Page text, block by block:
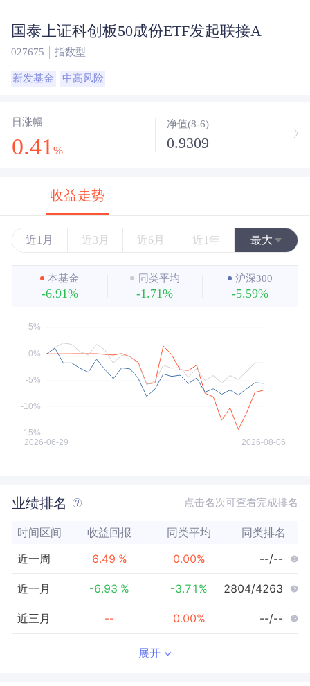
国泰上证科创板50成份ETF发起联接A
027675 指数型
新发基金 中高风险
日涨幅
0.41 %
净值(8-6)
0.9309
收益走势
近1月 近3月 近6月 近1年 最大
近3年
近5年
本基金
-6.91%
同类平均
-1.71%
沪深300
-5.59%
业绩排名 点击名次可查看完成排名
时间区间 收益回报 同类平均 同类排名
近一周 6.49 % 0.00% --/--
近一月 -6.93 % -3.71 % 2804/4263
近三月 -- 0.00% --/--
展开